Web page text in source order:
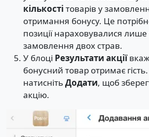
кількості товарів у
отримання бонусу. Це
позиції нараховувалися
замовлення двох страв.
У блоці Результати акції
бонусний товар отримає
натиснітьДодати, щоб
акцію.